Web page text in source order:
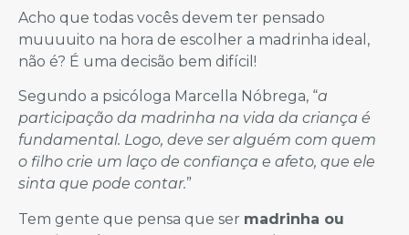
Acho que todas vocês devem ter pensado
muuuuito na hora de escolher a madrinha ideal,
não é? É uma decisão bem difícil!
Segundo a psicóloga Marcella Nóbrega, “a
participação da madrinha na vida da criança é
fundamental. Logo, deve ser alguém com quem
o filho crie um laço de confiança e afeto, que ele
sinta que pode contar.”
Tem gente que pensa que ser madrinha ou